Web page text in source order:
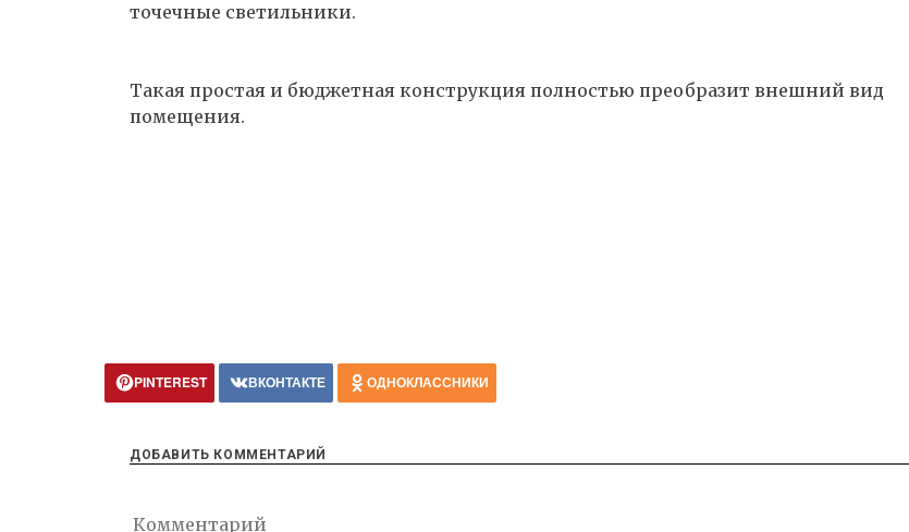
точечные светильники.
Такая простая и бюджетная конструкция полностью преобразит внешний вид
помещения.
PINTEREST ВКОНТАКТЕ ОДНОКЛАССНИКИ
ДОБАВИТЬ КОММЕНТАРИЙ